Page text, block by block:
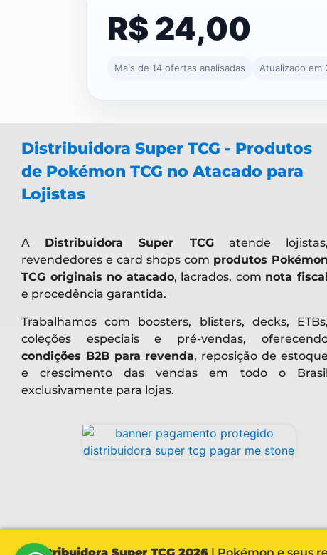
R$ 24,00
Mais de 14 ofertas analisadas Atualizado em
Distribuidora Super TCG - Produtos
de Pokémon TCG no Atacado para
Lojistas
A Distribuidora Super TCGatende lojistas,
revendedores e card shops com produtos Pokémon
TCG originais no atacado, lacrados, com nota fiscal
e procedência garantida.
Trabalhamos com boosters, blisters, decks, ETBs,
coleções especiais e pré-vendas,
condições B2B para revenda, reposição de estoque
e crescimento das vendas em todo o Brasil
exclusivamente para lojas.